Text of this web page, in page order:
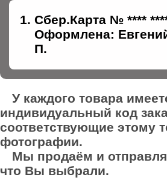
Сбер.Карта № ****
Оформлена:
П.
У каждого товара
индивидуальный код
соответствующие этому
фотографии.
Мы продаём и
что Вы выбрали.